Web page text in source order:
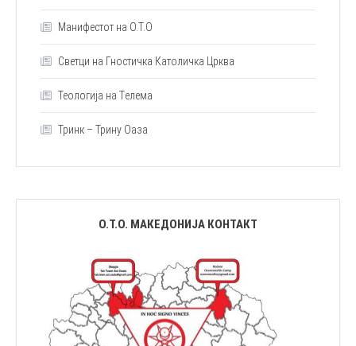
Манифестот на О.Т.О
Светци на Гностичка Католичка Црква
Теологија на Tелема
Тринк – Трину Оаза
О.Т.О. МАКЕДОНИЈА КОНТАКТ